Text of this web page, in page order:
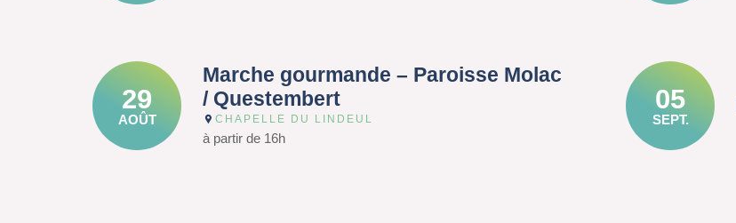
29
AOÛT
Marche gourmande – Paroisse Molac
/ Questembert
CHAPELLE DU LINDEUL
à partir de 16h
05
SEPT.